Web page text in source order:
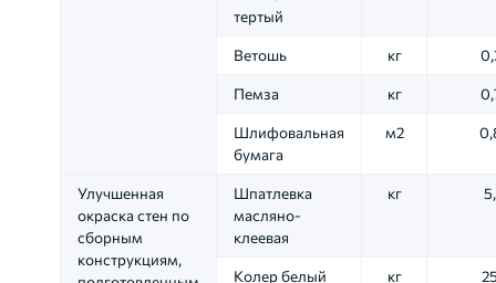
тертый
Ветошь кг
Пемза кг
Шлифовальная
бумага
м2
Улучшенная
окраска стен по
сборным
конструкциям,
Шпатлевка
масляно-
клеевая
кг
Колер белый
кг